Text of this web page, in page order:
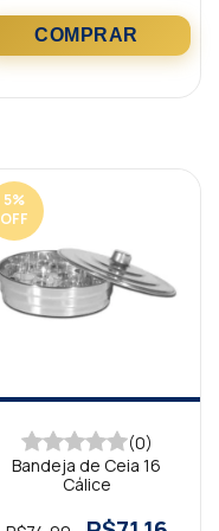
5%
OFF
(0)
Bandeja de Ceia 16
Cálice